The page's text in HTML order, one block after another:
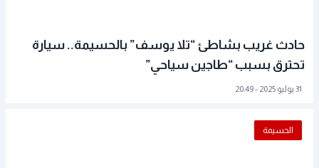
حادث غريب بشاطئ “تلا يوسف” بالحسيمة.. سيارة
تحترق بسبب “طاجين سياحي”
31 يوليو 2025 - 20:49
الحسيمة